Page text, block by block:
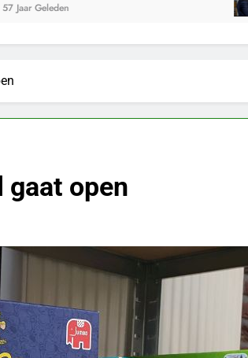
57 Jaar
gaat open